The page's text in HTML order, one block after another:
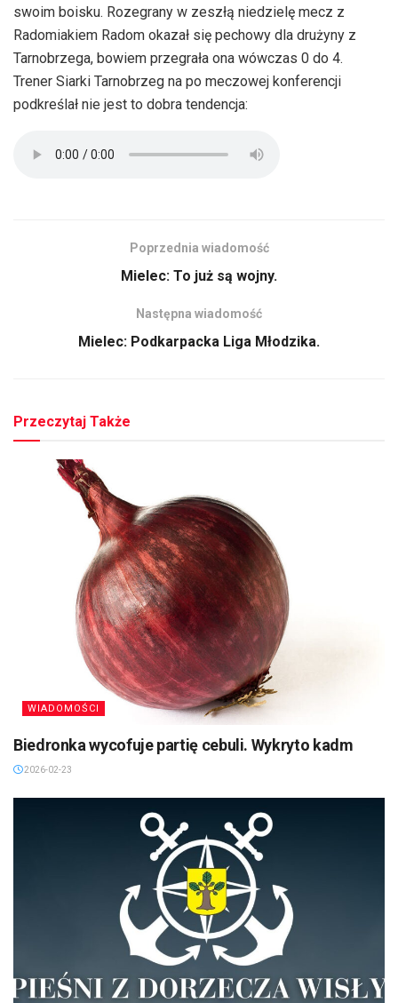
swoim boisku. Rozegrany w zeszłą niedzielę mecz z
Radomiakiem Radom okazał się pechowy dla drużyny z
Tarnobrzega, bowiem przegrała ona wówczas 0 do 4.
Trener Siarki Tarnobrzeg na po meczowej konferencji
podkreślał nie jest to dobra tendencja:
Poprzednia wiadomość
Mielec: To już są wojny.
Następna wiadomość
Mielec: Podkarpacka Liga Młodzika.
Przeczytaj Także
WIADOMOŚCI
Biedronka wycofuje partię cebuli. Wykryto kadm
2026-02-23